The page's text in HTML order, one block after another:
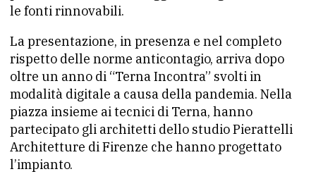
le fonti rinnovabili.
La presentazione, in presenza e nel completo
rispetto delle norme anticontagio, arriva dopo
oltre un anno di “Terna Incontra” svolti in
modalità digitale a causa della pandemia. Nella
piazza insieme ai tecnici di Terna, hanno
partecipato gli architetti dello studio Pierattelli
Architetture di Firenze che hanno progettato
l’impianto.